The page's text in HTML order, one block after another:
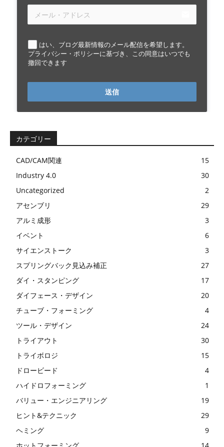
はい、ブログ最新情報のメール配信を希望します。
プライバシー・ポリシーに基づき、この同意はいつでも
撤回できます
送信
カテゴリー
CAD/CAM関連
15
Industry 4.0
30
Uncategorized
2
アセンブリ
29
アルミ成形
3
イベント
6
サイエンストーク
3
スプリングバック見込み補正
27
ダイ・スタンピング
17
ダイフェース・デザイン
20
チューブ・フォーミング
4
ツール・デザイン
24
トライアウト
30
トライボロジ
15
ドロービード
4
ハイドロフォーミング
1
バリュー・エンジニアリング
19
ヒント&テクニック
29
ヘミング
9